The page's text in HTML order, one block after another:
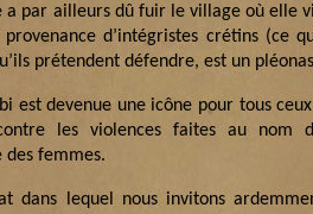
a par ailleurs dû fuir le village où elle
provenance d’intégristes crétins (ce
prétendent défendre, est un
est devenue une icône pour tous
les violences faites au nom
des femmes.
dans lequel nous invitons